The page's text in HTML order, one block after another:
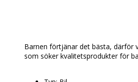
Barnen förtjänar det bästa, därför
som söker kvalitetsprodukter för